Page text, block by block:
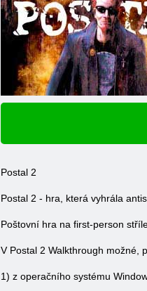
Postal 2
Postal 2 - hra, která vyhrála
Poštovní hra na first-person
V Postal 2 Walkthrough možné,
1) z operačního systému